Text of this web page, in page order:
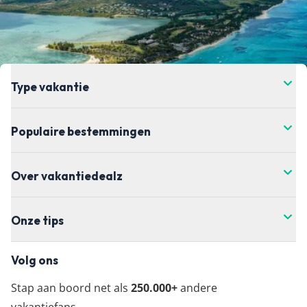
de prijs verandert. Dit kan hoger of lager zijn,
helaas hebben wij daar geen controle over. Voor
de meest actuele vanaf-prijs kun je het beste
doorklikken naar de aanbieder waar je je vakantie
wil boeken.
Type vakantie
Populaire bestemmingen
Over vakantiedealz
Onze tips
Volg ons
Stap aan boord net als 250.000+andere